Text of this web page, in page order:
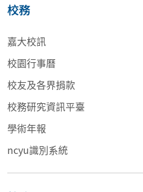
校務
嘉大校訊
校園行事曆
校友及各界捐款
校務研究資訊平臺
學術年報
ncyu識別系統